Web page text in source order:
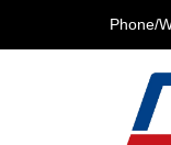
Phone/